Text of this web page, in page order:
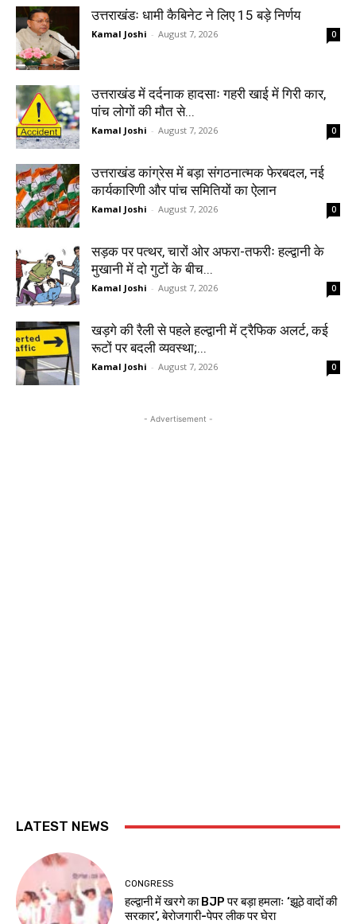
उत्तराखंडः धामी कैबिनेट ने लिए 15 बड़े निर्णय
Kamal Joshi - August 7, 2026 0
उत्तराखंड में दर्दनाक हादसाः गहरी खाई में गिरी कार,
पांच लोगों की मौत से...
Kamal Joshi - August 7, 2026 0
उत्तराखंड कांग्रेस में बड़ा संगठनात्मक फेरबदल, नई
कार्यकारिणी और पांच समितियों का ऐलान
Kamal Joshi - August 7, 2026 0
सड़क पर पत्थर, चारों ओर अफरा-तफरीः हल्द्वानी के
मुखानी में दो गुटों के बीच...
Kamal Joshi - August 7, 2026 0
खड़गे की रैली से पहले हल्द्वानी में ट्रैफिक अलर्ट, कई
रूटों पर बदली व्यवस्था;...
Kamal Joshi - August 7, 2026 0
- Advertisement -
LATEST NEWS
CONGRESS
हल्द्वानी में खरगे का BJP पर बड़ा हमलाः ‘झूठे वादों की
सरकार’, बेरोजगारी-पेपर लीक पर घेरा